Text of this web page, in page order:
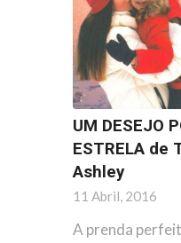
UM DESEJO
ESTRELA de
Ashley
11 Abril, 2016
A prenda